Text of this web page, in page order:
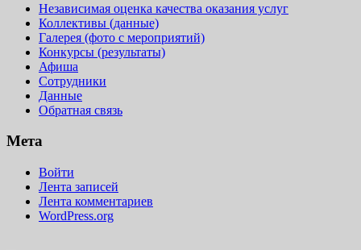
Независимая оценка качества оказания услуг
Коллективы (данные)
Галерея (фото с мероприятий)
Конкурсы (результаты)
Афиша
Сотрудники
Данные
Обратная связь
Мета
Войти
Лента записей
Лента комментариев
WordPress.org